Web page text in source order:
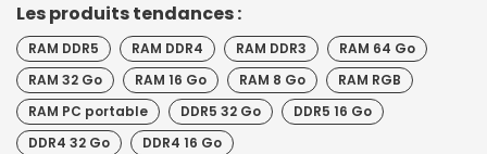
Les produits tendances :
RAM DDR5 RAM DDR4 RAM DDR3
RAM 64 Go
RAM 32 Go
RAM 16 Go RAM 8 Go
RAM RGB
RAM PC portable
DDR5 32 Go
DDR5 16 Go
DDR4 32 Go
DDR4 16 Go